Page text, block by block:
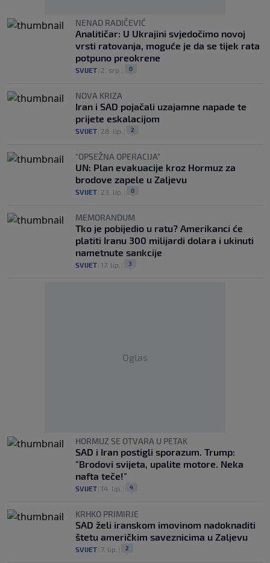
NENAD RADIČEVIĆ
Analitičar: U Ukrajini svjedočimo novoj
vrsti ratovanja, moguće je da se tijek rata
potpuno preokrene
SVIJET 2. srp. 0
NOVA KRIZA
Iran i SAD pojačali uzajamne napade te
prijete eskalacijom
SVIJET 28. lip. 2
"OPSEŽNA OPERACIJA"
UN: Plan evakuacije kroz Hormuz za
brodove zapele u Zaljevu
SVIJET 23. lip. 0
MEMORANDUM
Tko je pobijedio u ratu? Amerikanci će
platiti Iranu 300 milijardi dolara i ukinuti
nametnute sankcije
SVIJET 17. lip. 3
Oglas
HORMUZ SE OTVARA U PETAK
SAD i Iran postigli sporazum. Trump:
"Brodovi svijeta, upalite motore. Neka
nafta teče!"
SVIJET 14. lip. 4
KRHKO PRIMIRJE
SAD želi iranskom imovinom nadoknaditi
štetu američkim saveznicima u Zaljevu
SVIJET 7. lip. 2